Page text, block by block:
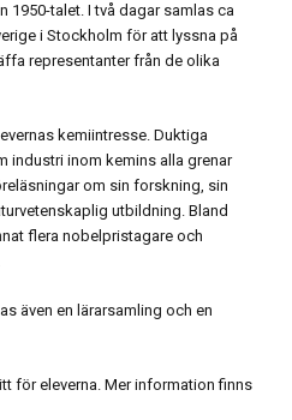
1950-talet. I två dagar samlas ca
i Stockholm för att lyssna på
representanter från de olika
kemiintresse. Duktiga
industri inom kemins alla grenar
om sin forskning, sin
utbildning. Bland
flera nobelpristagare och
även en lärarsamling och en
för eleverna. Mer information finns